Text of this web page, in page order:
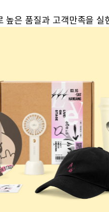
높은 품질과 고객만족을 실